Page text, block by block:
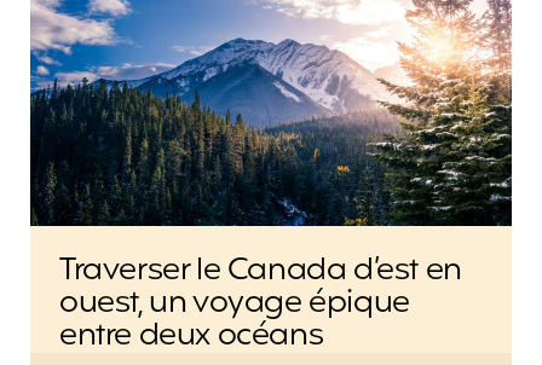
Traverser le Canada d’est en
ouest, un voyage épique
entre deux océans